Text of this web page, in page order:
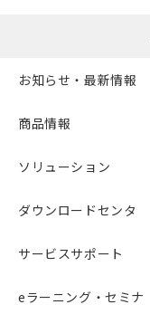
お知らせ・最新情報
商品情報
ソリューション
ダウンロードセンタ
サービスサポート
eラーニング・セミナ